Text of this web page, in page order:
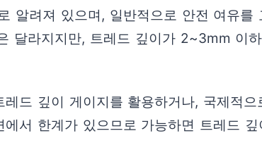
알려져 있으며, 일반적으로 안전 여유를
달라지지만, 트레드 깊이가 2~3mm 이
드 깊이 게이지를 활용하거나, 국제적으
서 한계가 있으므로 가능하면 트레드